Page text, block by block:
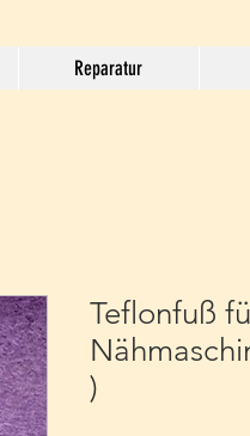
Reparatur
Teflonfuß
)